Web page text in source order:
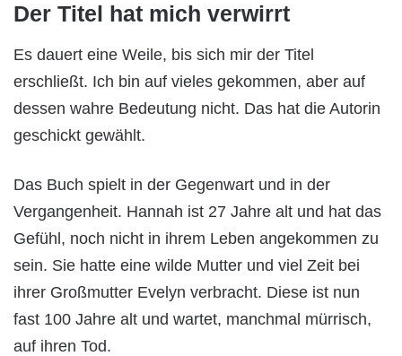
Der Titel hat mich verwirrt
Es dauert eine Weile, bis sich mir der Titel
erschließt. Ich bin auf vieles gekommen, aber auf
dessen wahre Bedeutung nicht. Das hat die Autorin
geschickt gewählt.
Das Buch spielt in der Gegenwart und in der
Vergangenheit. Hannah ist 27 Jahre alt und hat das
Gefühl, noch nicht in ihrem Leben angekommen zu
sein. Sie hatte eine wilde Mutter und viel Zeit bei
ihrer Großmutter Evelyn verbracht. Diese ist nun
fast 100 Jahre alt und wartet, manchmal mürrisch,
auf ihren Tod.